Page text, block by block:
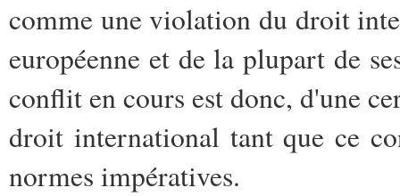
comme une violation du droit
européenne et de la plupart de
conflit en cours est donc, d'une
droit international tant que ce
normes impératives.